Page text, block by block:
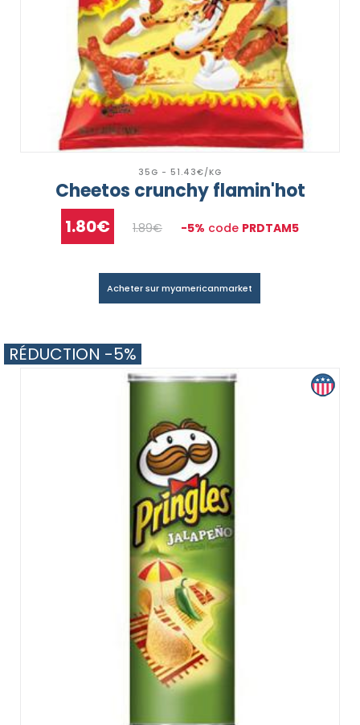
35G - 51.43€/KG
Cheetos crunchy flamin'hot
1.80€ 1.89€ -5% code PRDTAM5
Acheter sur myamericanmarket
RÉDUCTION -5%